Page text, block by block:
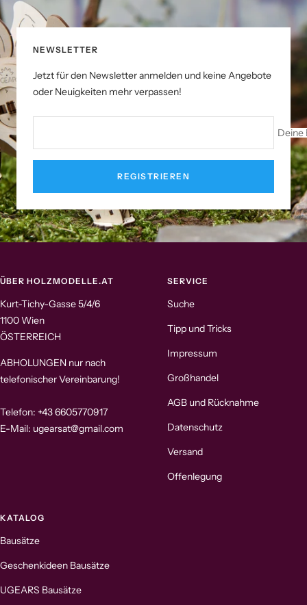
NEWSLETTER
Jetzt für den Newsletter anmelden und keine Angebote
oder Neuigkeiten mehr verpassen!
Deine
REGISTRIEREN
ÜBER HOLZMODELLE.AT
Kurt-Tichy-Gasse 5/4/6
1100 Wien
ÖSTERREICH
ABHOLUNGEN nur nach
telefonischer Vereinbarung!
Telefon: +43 6605770917
E-Mail: ugearsat@gmail.com
SERVICE
Suche
Tipp und Tricks
Impressum
Großhandel
AGB und Rücknahme
Datenschutz
Versand
Offenlegung
KATALOG
Bausätze
Geschenkideen Bausätze
UGEARS Bausätze